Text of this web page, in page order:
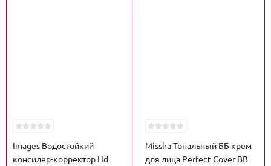
Images Водостойкий
консилер-корректор Hd
Missha Тональный ББ крем
для лица Perfect Cover BB